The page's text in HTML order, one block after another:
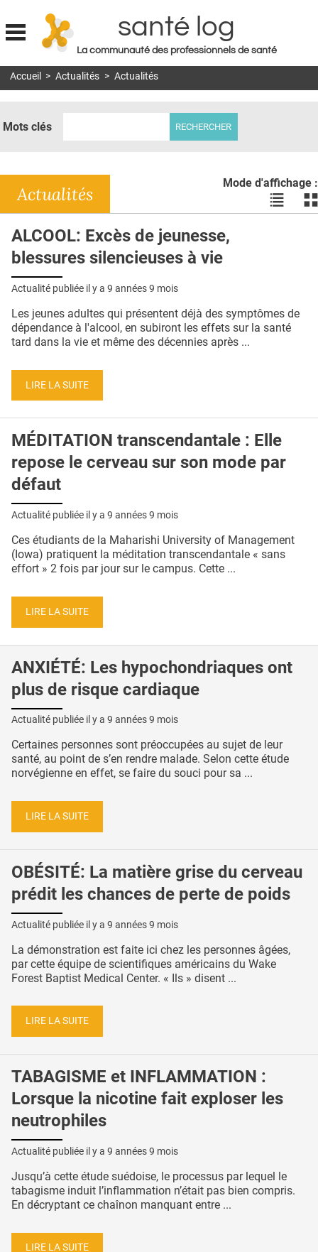
Jump to navigation
santé log
La communauté des professionnels de santé
MON COMPTE
DOSSIERS
RÉSEAUX
E-REVUE SAD
QUI SOMMES-NOUS ?
CONDITIONS GÉNÉRALES
CRÉDITS
Accueil > Actualités > Actualités
Mots clés
Mode d'affichage :
Voir
les
les
Actualités
ALCOOL: Excès de jeunesse,
blessures silencieuses à vie
Actualité publiée il y a 9 années 9 mois
Les jeunes adultes qui présentent déjà des symptômes de
dépendance à l'alcool, en subiront les effets sur la santé
tard dans la vie et même des décennies après ...
LIRE LA SUITE
MÉDITATION transcendantale : Elle
repose le cerveau sur son mode par
défaut
Actualité publiée il y a 9 années 9 mois
Ces étudiants de la Maharishi University of Management
(Iowa) pratiquent la méditation transcendantale « sans
effort » 2 fois par jour sur le campus. Cette ...
LIRE LA SUITE
ANXIÉTÉ: Les hypochondriaques ont
plus de risque cardiaque
Actualité publiée il y a 9 années 9 mois
Certaines personnes sont préoccupées au sujet de leur
santé, au point de s’en rendre malade. Selon cette étude
norvégienne en effet, se faire du souci pour sa ...
LIRE LA SUITE
OBÉSITÉ: La matière grise du cerveau
prédit les chances de perte de poids
Actualité publiée il y a 9 années 9 mois
La démonstration est faite ici chez les personnes âgées,
par cette équipe de scientifiques américains du Wake
Forest Baptist Medical Center. « Ils » disent ...
LIRE LA SUITE
TABAGISME et INFLAMMATION :
Lorsque la nicotine fait exploser les
neutrophiles
Actualité publiée il y a 9 années 9 mois
Jusqu’à cette étude suédoise, le processus par lequel le
tabagisme induit l’inflammation n’était pas bien compris.
En décryptant ce chaînon manquant entre ...
LIRE LA SUITE